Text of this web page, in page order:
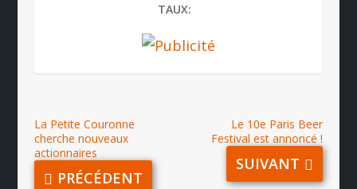
TAUX:
La Petite Couronne
cherche nouveaux
actionnaires
PRÉCÉDENT
Le 10e Paris Beer
Festival est annoncé !
SUIVANT